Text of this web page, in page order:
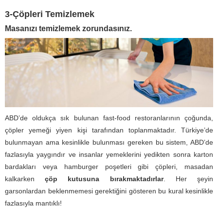
3-Çöpleri Temizlemek
Masanızı temizlemek zorundasınız.
ABD’de oldukça sık bulunan fast-food restoranlarının çoğunda,
çöpler yemeği yiyen kişi tarafından toplanmaktadır. Türkiye’de
bulunmayan ama kesinlikle bulunması gereken bu sistem, ABD’de
fazlasıyla yaygındır ve insanlar yemeklerini yedikten sonra karton
bardakları veya hamburger poşetleri gibi çöpleri, masadan
kalkarkençöp kutusuna bırakmaktadırlar. Her şeyin
garsonlardan beklenmemesi gerektiğini gösteren bu kural kesinlikle
fazlasıyla mantıklı!